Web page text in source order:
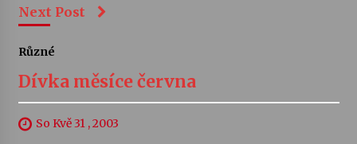
Next Post
Různé
Dívka měsíce června
So Kvě 31 , 2003